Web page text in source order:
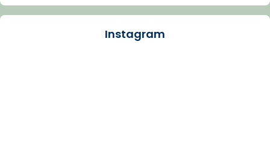
🔗tinyurl.com/cvu5jmbk
Instagram